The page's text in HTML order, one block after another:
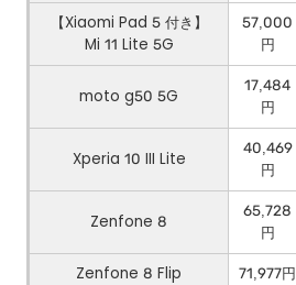
【Xiaomi Pad 5 付き】
Mi 11 Lite 5G
57,000
円
moto g50 5G
17,484
円
Xperia 10 III Lite
40,469
円
Zenfone 8
65,728
円
Zenfone 8 Flip 71,977円